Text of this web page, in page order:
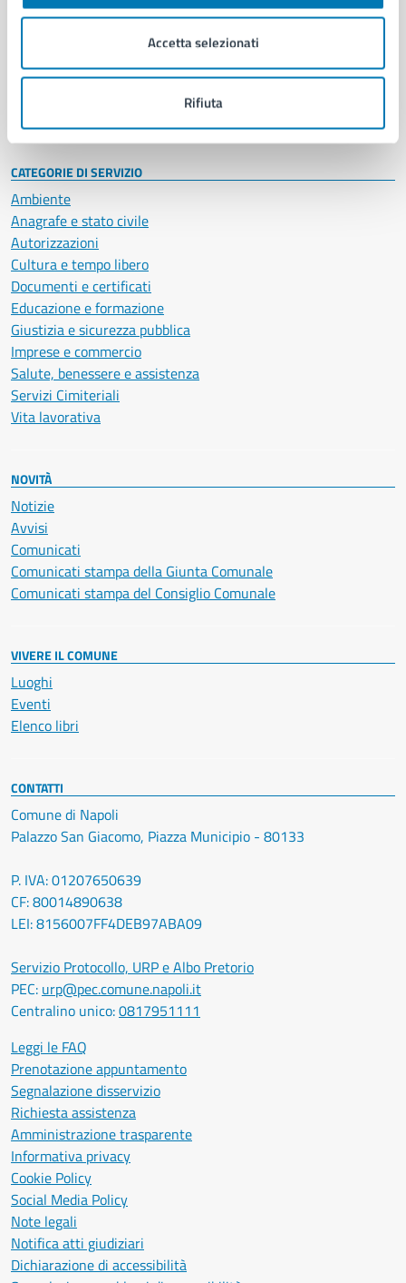
Accetta selezionati
Rifiuta
Enti e fondazioni
Personale amministrativo
Intranet, posta aziendale e protocollo
CATEGORIE DI SERVIZIO
Ambiente
Anagrafe e stato civile
Autorizzazioni
Cultura e tempo libero
Documenti e certificati
Educazione e formazione
Giustizia e sicurezza pubblica
Imprese e commercio
Salute, benessere e assistenza
Servizi Cimiteriali
Vita lavorativa
NOVITÀ
Notizie
Avvisi
Comunicati
Comunicati stampa della Giunta Comunale
Comunicati stampa del Consiglio Comunale
VIVERE IL COMUNE
Luoghi
Eventi
Elenco libri
CONTATTI
Comune di Napoli
Palazzo San Giacomo, Piazza Municipio - 80133
P. IVA: 01207650639
CF: 80014890638
LEI: 8156007FF4DEB97ABA09
Servizio Protocollo, URP e Albo Pretorio
PEC: urp@pec.comune.napoli.it
Centralino unico:0817951111
Leggi le FAQ
Prenotazione appuntamento
Segnalazione disservizio
Richiesta assistenza
Amministrazione trasparente
Informativa privacy
Cookie Policy
Social Media Policy
Note legali
Notifica atti giudiziari
Dichiarazione di accessibilità